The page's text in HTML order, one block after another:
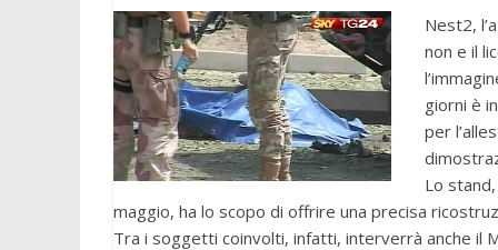
Nest2,
non e il
giorni è
per
Lo
maggio, ha lo scopo di offrire una precisa
Tra i soggetti coinvolti, infatti, interverrà anche il